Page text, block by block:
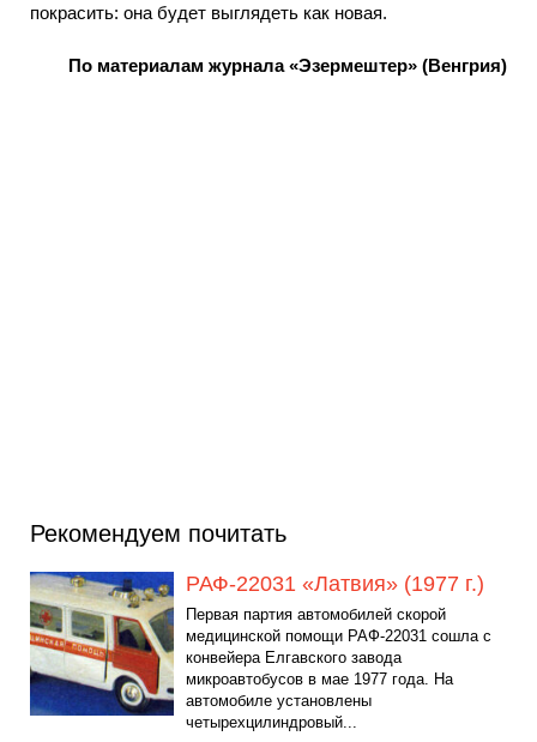
покрасить: она будет выглядеть как новая.
По материалам журнала «Эзермештер» (Венгрия)
Рекомендуем почитать
РАФ-22031 «Латвия» (1977 г.)
Первая партия автомобилей скорой
медицинской помощи РАФ-22031 сошла с
конвейера Елгавского завода
микроавтобусов в мае 1977 года. На
автомобиле установлены
четырехцилиндровый...